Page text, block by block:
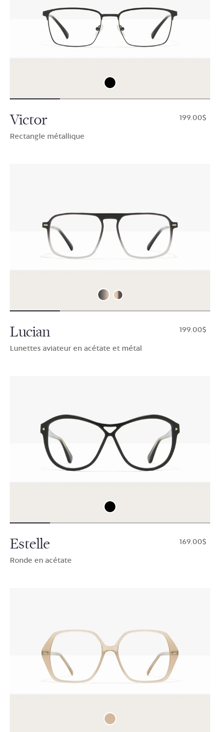
Victor
Rectangle métallique
$199.00
Lucian
Lunettes aviateur en acétate et métal
$199.00
Estelle
Ronde en acétate
$169.00